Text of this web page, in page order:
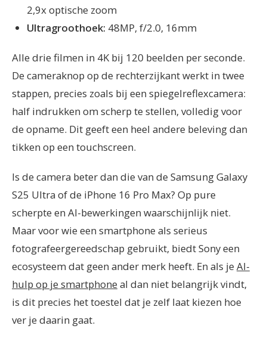
2,9x optische zoom
Ultragroothoek: 48MP, f/2.0, 16mm
Alle drie filmen in 4K bij 120 beelden per seconde.
De cameraknop op de rechterzijkant werkt in twee
stappen, precies zoals bij een spiegelreflexcamera:
half indrukken om scherp te stellen, volledig voor
de opname. Dit geeft een heel andere beleving dan
tikken op een touchscreen.
Is de camera beter dan die van de Samsung Galaxy
S25 Ultra of de iPhone 16 Pro Max? Op pure
scherpte en AI-bewerkingen waarschijnlijk niet.
Maar voor wie een smartphone als serieus
fotografeergereedschap gebruikt, biedt Sony een
ecosysteem dat geen ander merk heeft. En als je AI-
hulp op je smartphone al dan niet belangrijk vindt,
is dit precies het toestel dat je zelf laat kiezen hoe
ver je daarin gaat.